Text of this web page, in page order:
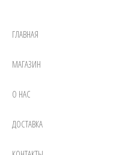
ГЛАВНАЯ
МАГАЗИН
О НАС
ДОСТАВКА